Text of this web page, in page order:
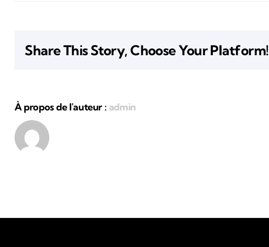
Share This Story, Choose Your Platform!
À propos de l'auteur : admin